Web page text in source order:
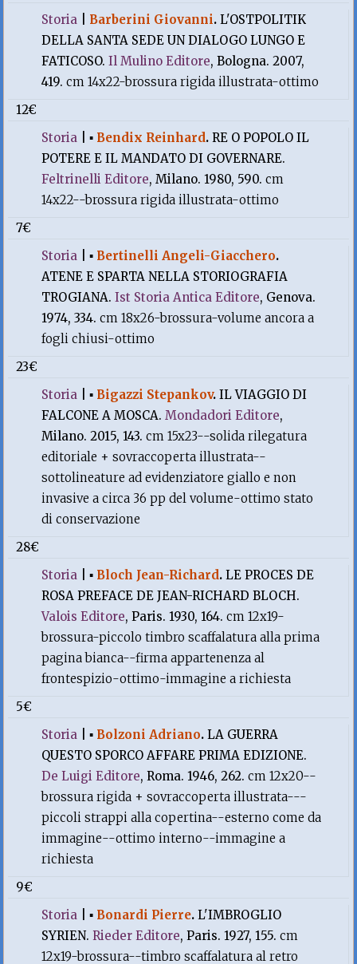
Storia
Barberini Giovanni.L'OSTPOLITIK
DELLA SANTA SEDE UN DIALOGO LUNGO E
FATICOSO.Il Mulino Editore, Bologna. 2007,
419.cm 14x22-brossura rigida illustrata-ottimo
12€
Storia |▪ Bendix Reinhard.RE O POPOLO IL
POTERE E IL MANDATO DI GOVERNARE.
Feltrinelli Editore, Milano. 1980, 590.cm
14x22--brossura rigida illustrata-ottimo
7€
Storia |▪ Bertinelli Angeli-Giacchero.
ATENE E SPARTA NELLA STORIOGRAFIA
TROGIANA.Ist Storia Antica Editore, Genova.
1974, 334.cm 18x26-brossura-volume ancora a
fogli chiusi-ottimo
23€
Storia |▪ Bigazzi Stepankov.IL VIAGGIO DI
FALCONE A MOSCA.Mondadori Editore,
Milano. 2015, 143.cm 15x23--solida rilegatura
editoriale + sovraccoperta illustrata--
sottolineature ad evidenziatore giallo e non
invasive a circa 36 pp del volume-ottimo stato
di conservazione
28€
Storia |▪ Bloch Jean-Richard.LE PROCES DE
ROSA PREFACE DE JEAN-RICHARD BLOCH.
Valois Editore, Paris. 1930, 164.cm 12x19-
brossura-piccolo timbro scaffalatura alla prima
pagina bianca--firma appartenenza al
frontespizio-ottimo-immagine a richiesta
5€
Storia |▪ Bolzoni Adriano.LA GUERRA
QUESTO SPORCO AFFARE PRIMA EDIZIONE.
De Luigi Editore, Roma. 1946, 262.cm 12x20--
brossura rigida + sovraccoperta illustrata---
piccoli strappi alla copertina--esterno come da
immagine--ottimo interno--immagine a
richiesta
9€
Storia |▪ Bonardi Pierre.L'IMBROGLIO
SYRIEN.Rieder Editore, Paris. 1927, 155.cm
12x19-brossura--timbro scaffalatura al retro